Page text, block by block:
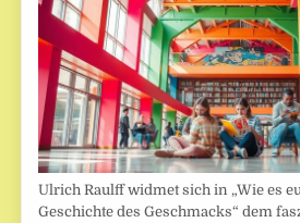
Ulrich Raulff widmet sich in „Wie es
Geschichte des Geschmacks“ dem